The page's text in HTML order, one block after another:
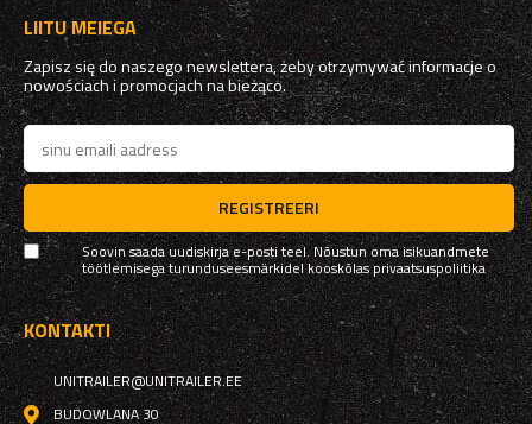
LIITU MEIEGA
Zapisz się do naszego newslettera, żeby otrzymywać informacje o
nowościach i promocjach na bieżąco.
REGISTREERI
Soovin saada uudiskirja e-posti teel. Nõustun oma isikuandmete
töötlemisega turunduseesmärkidel kooskõlasprivaatsuspoliitika
KONTAKTI
UNITRAILER@UNITRAILER.EE
BUDOWLANA 30